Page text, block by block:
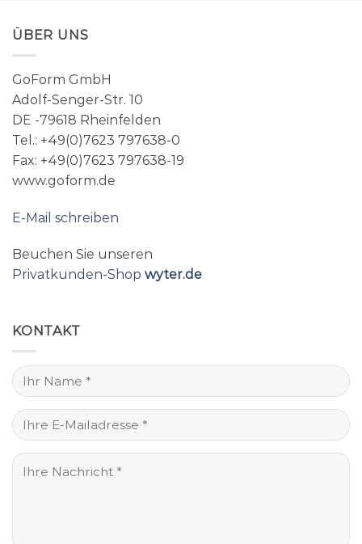
ÜBER UNS
GoForm GmbH
Adolf-Senger-Str. 10
DE -79618 Rheinfelden
Tel.: +49(0)7623 797638-0
Fax: +49(0)7623 797638-19
www.goform.de
E-Mail schreiben
Beuchen Sie unseren
Privatkunden-Shop wyter.de
KONTAKT